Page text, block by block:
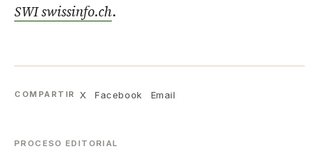
SWI swissinfo.ch.
COMPARTIR X Facebook Email
PROCESO EDITORIAL